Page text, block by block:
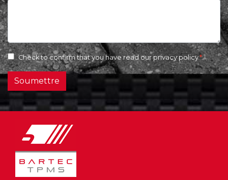
Check to confirm that you have read ourprivacy policy
Soumettre